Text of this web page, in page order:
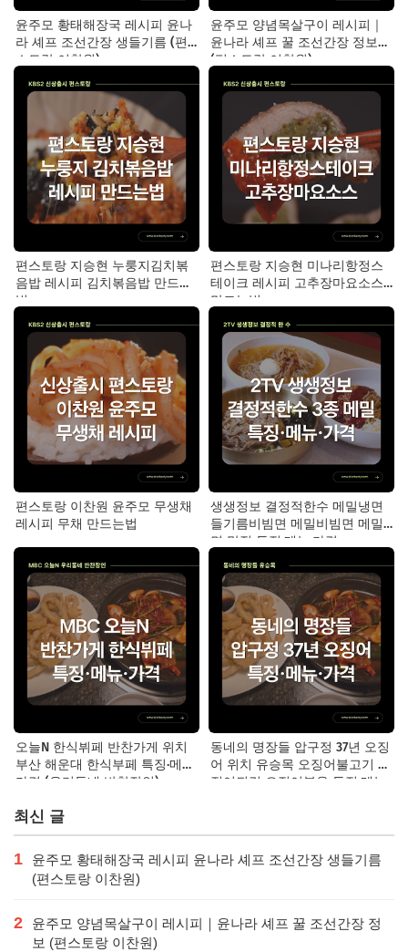
윤주모 황태해장국 레시피 윤나
라 셰프 조선간장 생들기름 (편
스토랑 이찬원)
윤주모 양념목살구이 레시피｜
윤나라 셰프 꿀 조선간장 정보
(편스토랑 이찬원)
편스토랑 지승현 누룽지김치볶
음밥 레시피 김치볶음밥 만드는
법
편스토랑 지승현 미나리항정스
테이크 레시피 고추장마요소스
만드는법
편스토랑 이찬원 윤주모 무생채
레시피 무채 만드는법
생생정보 결정적한수 메밀냉면
들기름비빔면 메밀비빔면 메밀
면 맛집 특징·메뉴·가격
오늘N 한식뷔페 반찬가게 위치
부산 해운대 한식부페 특징·메뉴·
가격 (우리동네 반찬장인)
동네의 명장들 압구정 37년 오징
어 위치 유승목 오징어불고기 오
징어튀김 오징어볶음 특징·메뉴·
최신 글
1
윤주모 황태해장국 레시피 윤나라 셰프 조선간장 생들기름
(편스토랑 이찬원)
2
윤주모 양념목살구이 레시피｜윤나라 셰프 꿀 조선간장 정
보 (편스토랑 이찬원)